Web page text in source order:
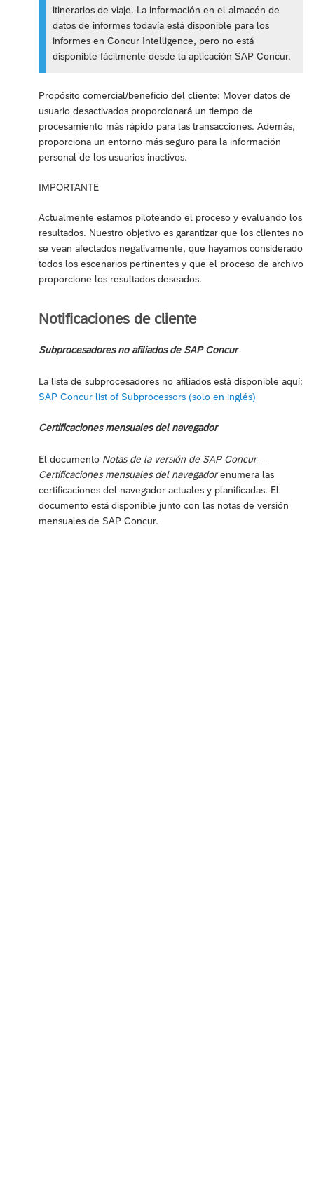
itinerarios de viaje. La información en el almacén de
datos de informes todavía está disponible para los
informes en Concur Intelligence, pero no está
disponible fácilmente desde la aplicación SAP Concur.
Propósito comercial/beneficio del cliente: Mover datos de
usuario desactivados proporcionará un tiempo de
procesamiento más rápido para las transacciones. Además,
proporciona un entorno más seguro para la información
personal de los usuarios inactivos.
IMPORTANTE
Actualmente estamos piloteando el proceso y evaluando los
resultados. Nuestro objetivo es garantizar que los clientes no
se vean afectados negativamente, que hayamos considerado
todos los escenarios pertinentes y que el proceso de archivo
proporcione los resultados deseados.
Notificaciones de cliente
Subprocesadores no afiliados de SAP Concur
La lista de subprocesadores no afiliados está disponible aquí:
SAP Concur list of Subprocessors (solo en inglés)
Certificaciones mensuales del navegador
El documento Notas de la versión de SAP Concur –
Certificaciones mensuales del navegadorenumera las
certificaciones del navegador actuales y planificadas. El
documento está disponible junto con las notas de versión
mensuales de SAP Concur.